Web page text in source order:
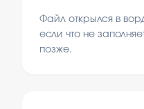
Файл открылся в
если что не
позже.